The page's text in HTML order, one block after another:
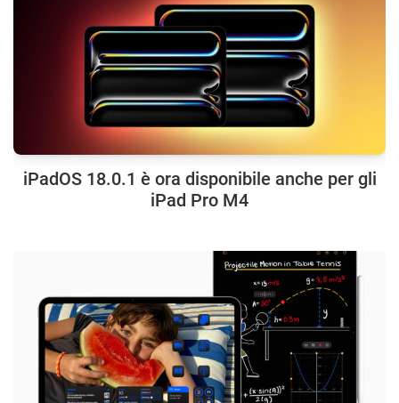
iPadOS 18.0.1 è ora disponibile anche per gli
iPad Pro M4